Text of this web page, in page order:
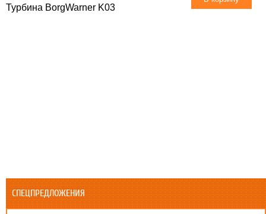
Турбина BorgWarner K03
СПЕЦПРЕДЛОЖЕНИЯ